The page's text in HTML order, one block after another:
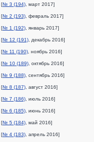
[№ 3 (194) , март 2017]
[№ 2 (193) , февраль 2017]
[№ 1 (192) , январь 2017]
[№ 12 (191) , декабрь 2016]
[№ 11 (190) , ноябрь 2016]
[№ 10 (189) , октябрь 2016]
[№ 9 (188) , сентябрь 2016]
[№ 8 (187) , август 2016]
[№ 7 (186) , июль 2016]
[№ 6 (185) , июнь 2016]
[№ 5 (184) , май 2016]
[№ 4 (183) , апрель 2016]